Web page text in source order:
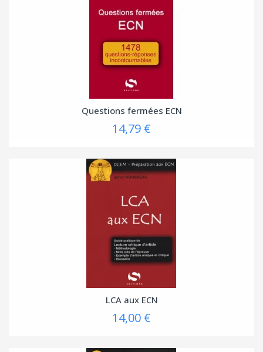
Questions fermées ECN
14,79 €
LCA aux ECN
14,00 €